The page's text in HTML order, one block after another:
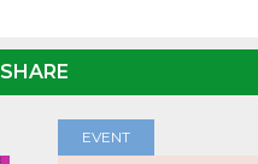
SHARE
EVENT